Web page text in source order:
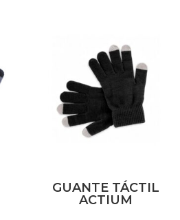
GUANTE TÁCTIL
ACTIUM